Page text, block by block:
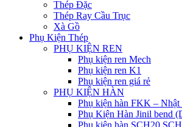
Thép Đặc
Thép Ray Cầu Trục
Xà Gồ
Phụ Kiện Thép
PHỤ KIỆN REN
Phụ kiện ren Mech
Phụ kiện ren K1
Phụ kiện ren giá rẻ
PHỤ KIỆN HÀN
Phụ kiện hàn FKK – Nhật
Phụ Kiện Hàn Jinil bend
Phụ kiện hàn SCH20